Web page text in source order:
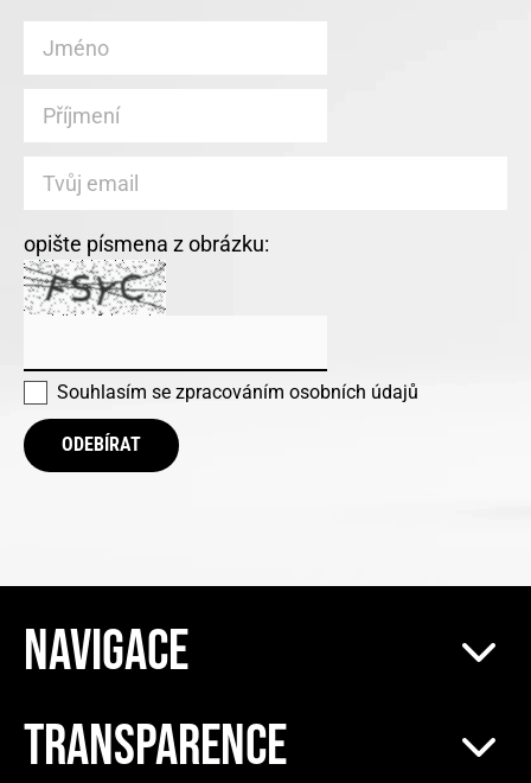
opište písmena z obrázku:
Souhlasím se zpracováním osobních údajů
ODEBÍRAT
NAVIGACE
TRANSPARENCE